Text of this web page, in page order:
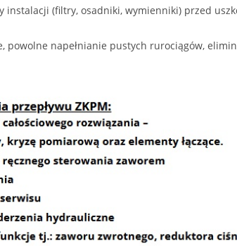
instalacji (filtry, osadniki, wymienniki) przed
powolne napełnianie pustych rurociągów,